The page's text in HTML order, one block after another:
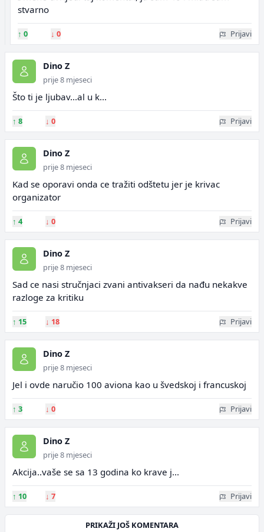
stvarno
↑ 0 ↓ 0 Prijavi
Dino Z
prije 8 mjeseci
Što ti je ljubav...al u k...
↑ 8 ↓ 0 Prijavi
Dino Z
prije 8 mjeseci
Kad se oporavi onda ce tražiti odštetu jer je krivac
organizator
↑ 4 ↓ 0 Prijavi
Dino Z
prije 8 mjeseci
Sad ce nasi stručnjaci zvani antivakseri da nađu nekakve
razloge za kritiku
↑ 15 ↓ 18 Prijavi
Dino Z
prije 8 mjeseci
Jel i ovde naručio 100 aviona kao u švedskoj i francuskoj
↑ 3 ↓ 0 Prijavi
Dino Z
prije 8 mjeseci
Akcija..vaše se sa 13 godina ko krave j...
↑ 10 ↓ 7 Prijavi
PRIKAŽI JOŠ KOMENTARA